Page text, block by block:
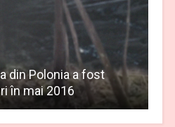
din Polonia a fost
în mai 2016